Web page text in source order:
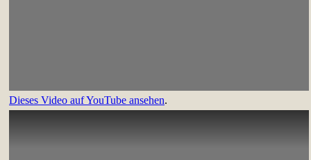
Dieses Video auf YouTube ansehen.